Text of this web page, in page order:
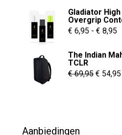
was:
€ 55,00.
Gladiator
Overgrip
€ 6,95 - € 8,95
€
The Indian
TCLR
€69,95 € 54,95
Aanbiedingen